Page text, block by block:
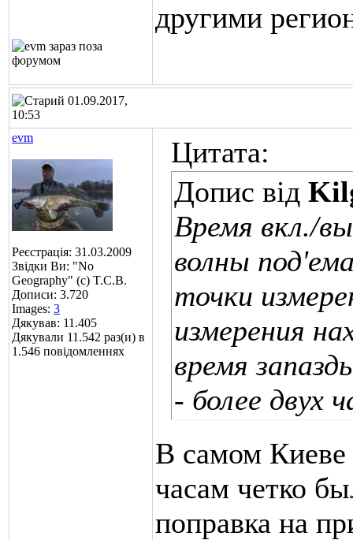
другими
01.09.2017,
10:53
evm
Реєстрація: 31.03.2009
Звідки Ви: "No
Geography" (c) T.C.B.
Дописи: 3.720
Images: 3
Дякував: 11.405
Дякували 11.542 раз(и) в
1.546 повідомленнях
Цитата:
Допис від
Время вкл./
волны
точки
измерения
время
- более двух
В самом Киеве
часам четко
поправка на